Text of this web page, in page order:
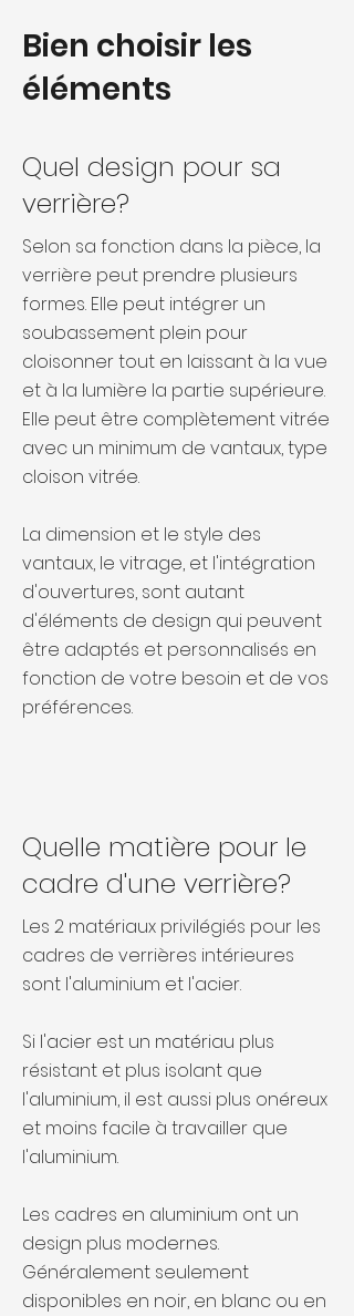
Bien choisir les
éléments
Quel design pour sa
verrière?
Selon sa fonction dans la pièce, la
verrière peut prendre plusieurs
formes. Elle peut intégrer un
soubassement plein pour
cloisonner tout en laissant à la vue
et à la lumière la partie supérieure.
Elle peut être complètement vitrée
avec un minimum de vantaux, type
cloison vitrée.
La dimension et le style des
vantaux, le vitrage, et l'intégration
d'ouvertures, sont autant
d'éléments de design qui peuvent
être adaptés et personnalisés en
fonction de votre besoin et de vos
préférences.
Quelle matière pour le
cadre d'une verrière?
Les 2 matériaux privilégiés pour les
cadres de verrières intérieures
sont l'aluminium et l'acier.
Si l'acier est un matériau plus
résistant et plus isolant que
l'aluminium, il est aussi plus onéreux
et moins facile à travailler que
l'aluminium.
Les cadres en aluminium ont un
design plus modernes.
Généralement seulement
disponibles en noir, en blanc ou en